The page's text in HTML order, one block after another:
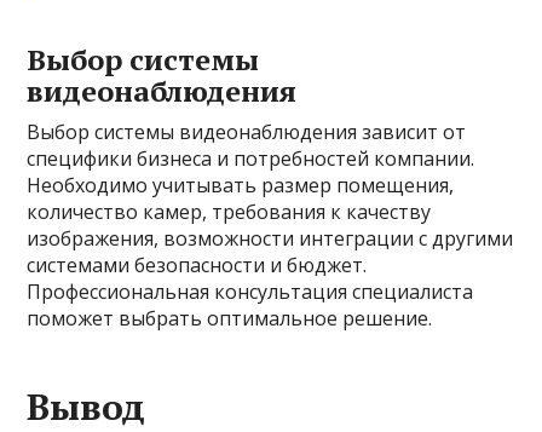
Выбор системы
видеонаблюдения
Выбор системы видеонаблюдения зависит от
специфики бизнеса и потребностей компании.
Необходимо учитывать размер помещения,
количество камер, требования к качеству
изображения, возможности интеграции с другими
системами безопасности и бюджет.
Профессиональная консультация специалиста
поможет выбрать оптимальное решение.
Вывод